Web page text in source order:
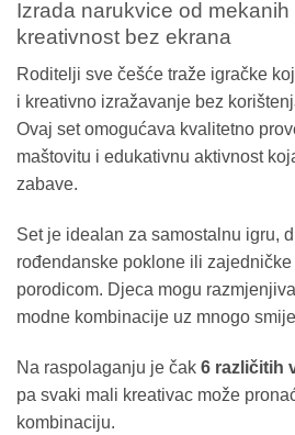
Izrada narukvice od
kreativnost bez ekrana
Roditelji sve češće traže igračke
i kreativno izražavanje bez
Ovaj set omogućava kvalitetno
maštovitu i edukativnu aktivnost
zabave.
Set je idealan za samostalnu igru,
rođendanske poklone ili
porodicom. Djeca mogu
modne kombinacije uz mnogo
Na raspolaganju je čak 6 različitih
pa svaki mali kreativac može
kombinaciju.